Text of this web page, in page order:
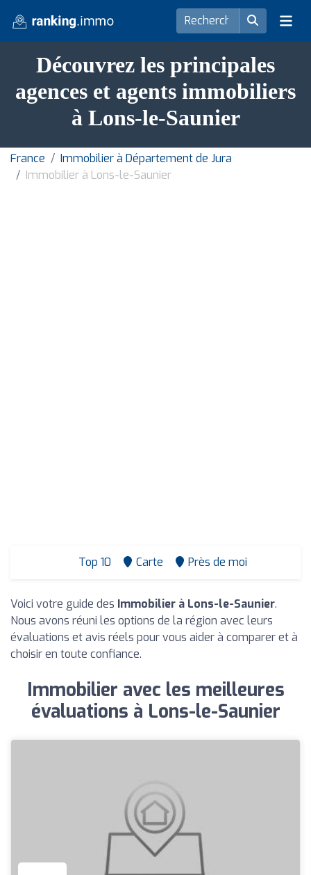
Découvrez les principales
agences et agents immobiliers
à Lons-le-Saunier
France
Immobilier à Département de Jura
Immobilier à Lons-le-Saunier
Top 10 Carte Près de moi
Voici votre guide des Immobilier à Lons-le-Saunier.
Nous avons réuni les options de la région avec leurs
évaluations et avis réels pour vous aider à comparer et à
choisir en toute confiance.
Immobilier avec les meilleures
évaluations à Lons-le-Saunier